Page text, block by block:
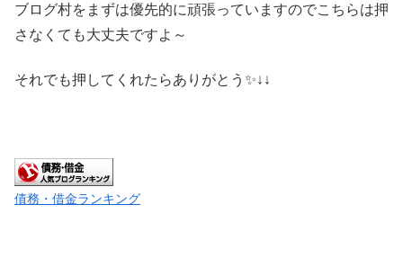
ブログ村をまずは優先的に頑張っていますのでこちらは押
さなくても大丈夫ですよ～
それでも押してくれたらありがとう✨↓↓
債務・借金ランキング